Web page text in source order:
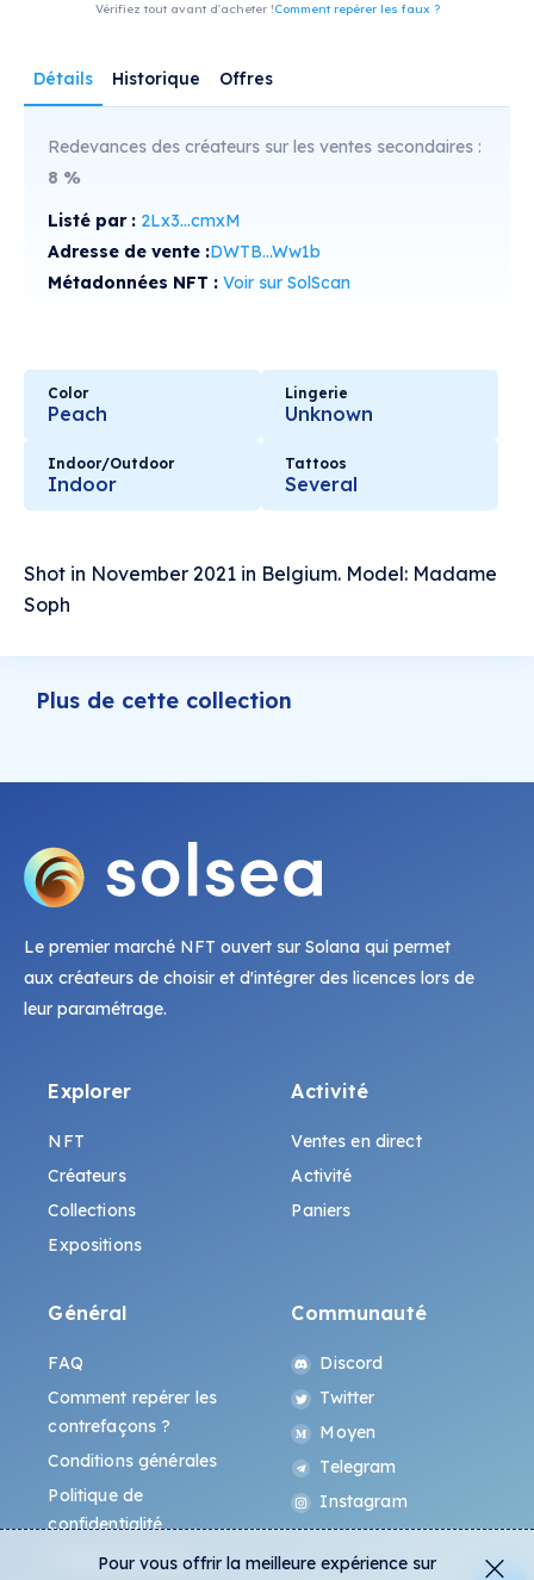
Vérifiez tout avant d'acheter !Comment repérer les faux ?
Détails Historique Offres
Redevances des créateurs sur les ventes secondaires :
8 %
Listé par : 2Lx3...cmxM
Adresse de vente :DWTB...Ww1b
Métadonnées NFT : Voir sur SolScan
Color
Peach
Lingerie
Unknown
Indoor/Outdoor
Indoor
Tattoos
Several
Shot in November 2021 in Belgium. Model: Madame
Soph
Plus de cette collection
Le premier marché NFT ouvert sur Solana qui permet
aux créateurs de choisir et d'intégrer des licences lors de
leur paramétrage.
Explorer
NFT
Créateurs
Collections
Expositions
Activité
Ventes en direct
Activité
Paniers
Général
FAQ
Comment repérer les
contrefaçons ?
Conditions générales
Politique de
confidentialité
Protocole All-Art
Communauté
Discord
Twitter
Moyen
Telegram
Instagram
Pour vous offrir la meilleure expérience sur